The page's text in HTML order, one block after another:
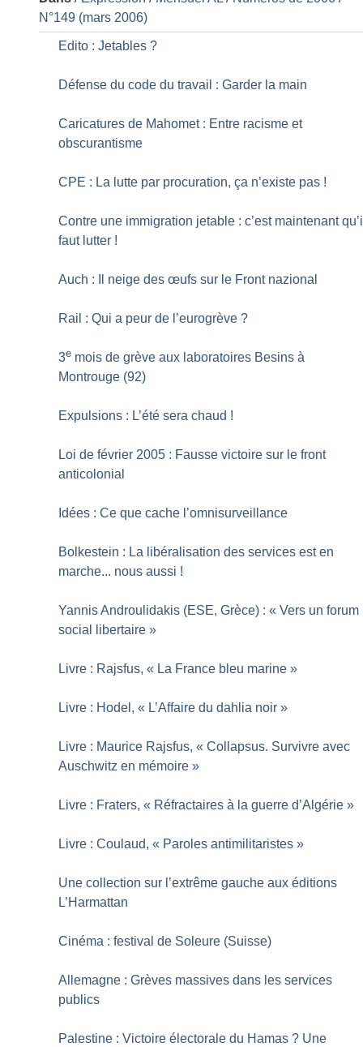
N°149 (mars 2006)
Edito : Jetables ?
Défense du code du travail : Garder la main
Caricatures de Mahomet : Entre racisme et
obscurantisme
CPE : La lutte par procuration, ça n’existe pas !
Contre une immigration jetable : c’est maintenant
faut lutter !
Auch : Il neige des œufs sur le Front nazional
Rail : Qui a peur de l’eurogrève ?
3e mois de grève aux laboratoires Besins à
Montrouge (92)
Expulsions : L’été sera chaud !
Loi de février 2005 : Fausse victoire sur le front
anticolonial
Idées : Ce que cache l’omnisurveillance
Bolkestein : La libéralisation des services est en
marche... nous aussi !
Yannis Androulidakis (ESE, Grèce) : « Vers un forum
social libertaire »
Livre : Rajsfus, « La France bleu marine »
Livre : Hodel, « L’Affaire du dahlia noir »
Livre : Maurice Rajsfus, « Collapsus. Survivre avec
Auschwitz en mémoire »
Livre : Fraters, « Réfractaires à la guerre d’Algérie »
Livre : Coulaud, « Paroles antimilitaristes »
Une collection sur l’extrême gauche aux éditions
L’Harmattan
Cinéma : festival de Soleure (Suisse)
Allemagne : Grèves massives dans les services
publics
Palestine : Victoire électorale du Hamas ? Une